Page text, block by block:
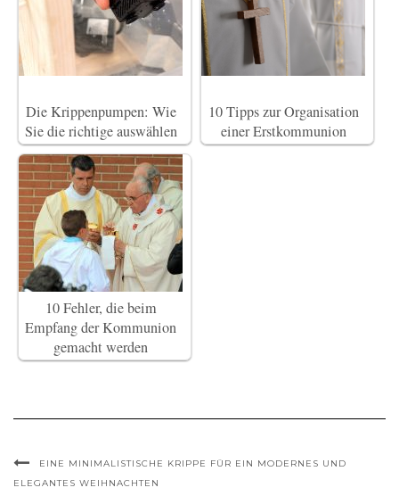
Die Krippenpumpen: Wie
Sie die richtige auswählen
10 Tipps zur Organisation
einer Erstkommunion
10 Fehler, die beim
Empfang der Kommunion
gemacht werden
EINE MINIMALISTISCHE KRIPPE FÜR EIN MODERNES UND
ELEGANTES WEIHNACHTEN